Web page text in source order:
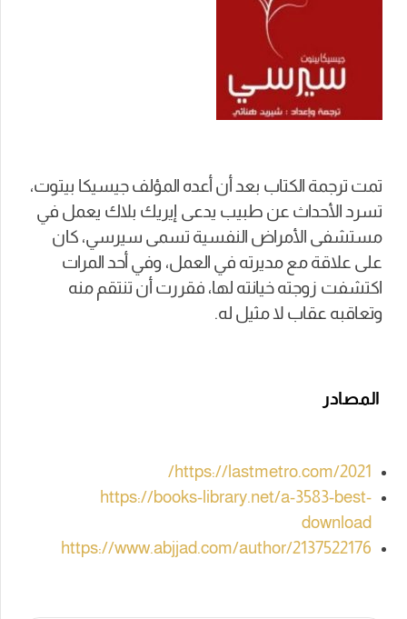
تمت ترجمة الكتاب بعد أن أعده المؤلف جيسيكا بيتوت،
تسرد الأحداث عن طبيب يدعى إيريك بلاك يعمل في
مستشفى الأمراض النفسية تسمى سيرسي، كان
على علاقة مع مديرته في العمل، وفي أحد المرات
اكتشفت زوجته خيانته لها، فقررت أن تنتقم منه
وتعاقبه عقاب لا مثيل له.
المصادر
https://lastmetro.com/2021/
https://books-library.net/a-3583-best-
download
https://www.abjjad.com/author/2137522176